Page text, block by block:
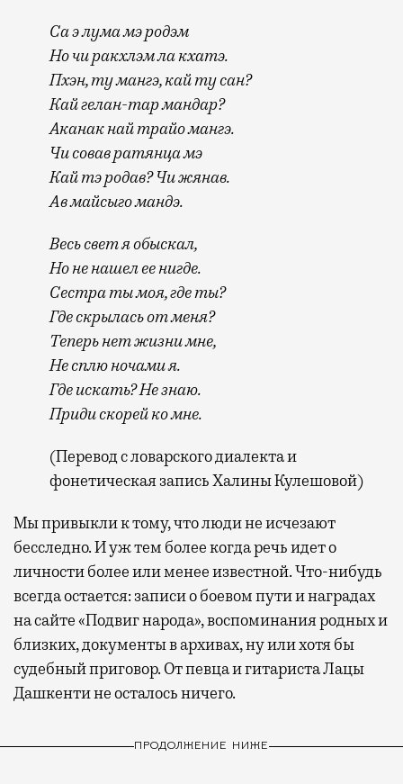
Са э лума мэ родэм
Но чи ракхлэм ла кхатэ.
Пхэн, ту мангэ, кай ту сан?
Кай гелан-тар мандар?
Аканак най трайо мангэ.
Чи совав ратянца мэ
Кай тэ родав? Чи жянав.
Ав майсыго мандэ.
Весь свет я обыскал,
Но не нашел ее нигде.
Сестра ты моя, где ты?
Где скрылась от меня?
Теперь нет жизни мне,
Не сплю ночами я.
Где искать? Не знаю.
Приди скорей ко мне.
(Перевод с ловарского диалекта и
фонетическая запись Халины Кулешовой)
Мы привыкли к тому, что люди не исчезают
бесследно. И уж тем более когда речь идет о
личности более или менее известной. Что-нибудь
всегда остается: записи о боевом пути и наградах
на сайте «Подвиг народа», воспоминания родных и
близких, документы в архивах, ну или хотя бы
судебный приговор. От певца и гитариста Лацы
Дашкенти не осталось ничего.
ПРОДОЛЖЕНИЕ НИЖЕ